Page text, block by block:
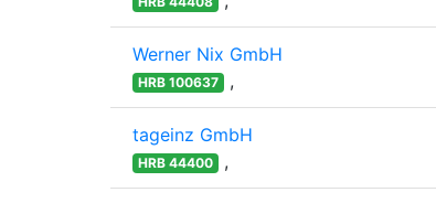
Werner Nix GmbH
HRB 100637 ,
tageinz GmbH
HRB 44400 ,